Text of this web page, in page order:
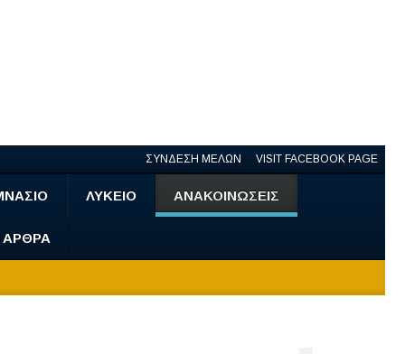
ΣΥΝΔΕΣΗ ΜΕΛΩΝ VISIT FACEBOOK PAGE
ΛΥΚΕΙΟ ΑΝΑΚΟΙΝΩΣΕΙΣ
ΑΡΘΡΑ